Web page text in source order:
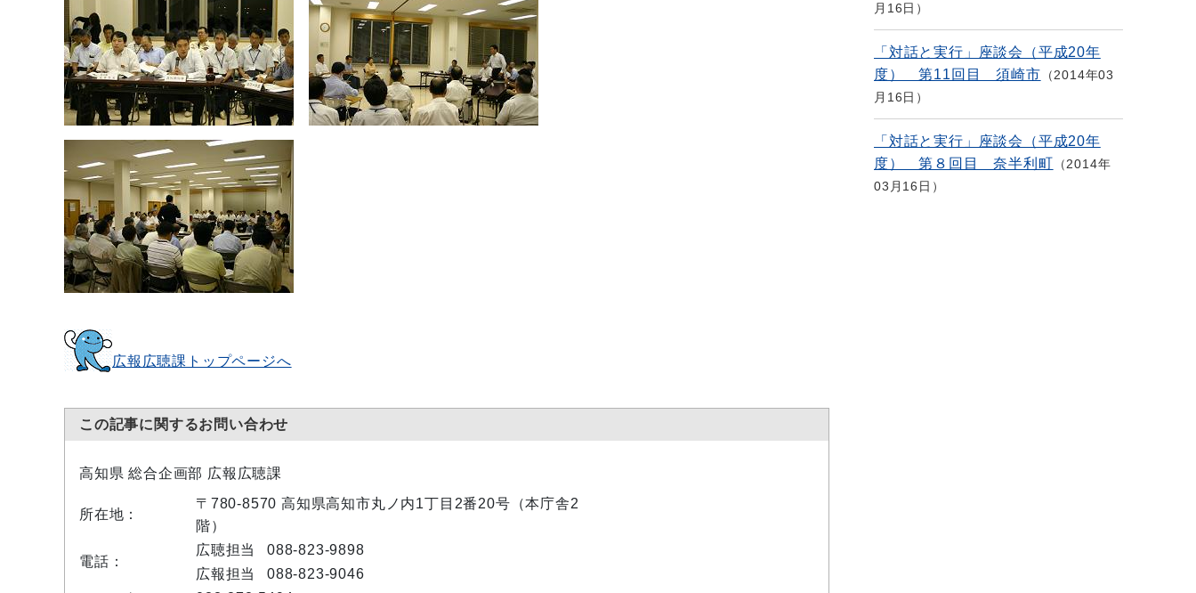
広報広聴課トップページへ
この記事に関するお問い合わせ
高知県 総合企画部 広報広聴課
所在地：
〒780-8570 高知県高知市丸ノ内1丁目2番20号（本庁舎2
階）
電話：
広聴担当
088-823-9898
広報担当
088-823-9046
月16日
「対話と実行」座談会（平成20年
度） 第11回目 須崎市
2014年03
月16日
「対話と実行」座談会（平成20年
度） 第８回目 奈半利町
2014年
03月16日